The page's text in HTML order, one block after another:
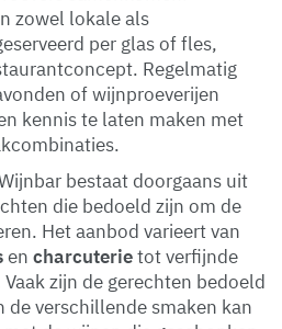
zowel lokale als
per glas of fles,
Regelmatig
of wijnproeverijen
kennis te laten maken met
bestaat doorgaans uit
die bedoeld zijn om de
Het aanbod varieert van
en charcuterietot verfijnde
Vaak zijn de gerechten bedoeld
verschillende smaken kan